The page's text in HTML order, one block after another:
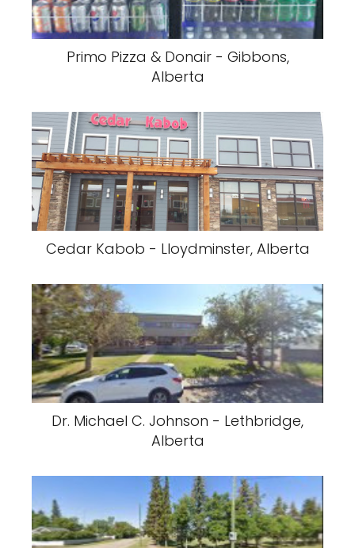
Primo Pizza & Donair - Gibbons,
Alberta
Cedar Kabob - Lloydminster, Alberta
Dr. Michael C. Johnson - Lethbridge,
Alberta